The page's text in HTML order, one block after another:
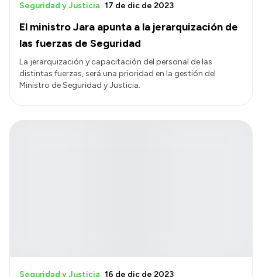
El ministro Jara apunta a la jerarquización de
las fuerzas de Seguridad
Seguridad y Justicia 17 de dic de 2023
La jerarquización y capacitación del personal de las
distintas fuerzas, será una prioridad en la gestión del
Ministro de Seguridad y Justicia.
Seguridad y Justicia 16 de dic de 2023